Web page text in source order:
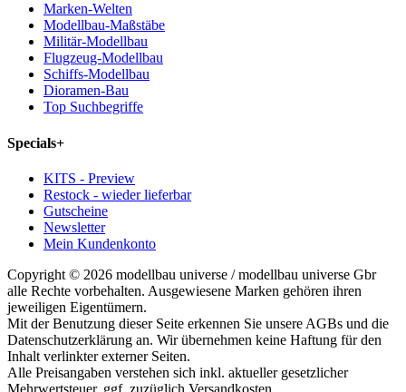
Marken-Welten
Modellbau-Maßstäbe
Militär-Modellbau
Flugzeug-Modellbau
Schiffs-Modellbau
Dioramen-Bau
Top Suchbegriffe
Specials+
KITS - Preview
Restock - wieder lieferbar
Gutscheine
Newsletter
Mein Kundenkonto
Copyright © 2026 modellbau universe / modellbau universe Gbr
alle Rechte vorbehalten. Ausgewiesene Marken gehören ihren
jeweiligen Eigentümern.
Mit der Benutzung dieser Seite erkennen Sie unsere AGBs und die
Datenschutzerklärung an. Wir übernehmen keine Haftung für den
Inhalt verlinkter externer Seiten.
Alle Preisangaben verstehen sich inkl. aktueller gesetzlicher
Mehrwertsteuer, ggf. zuzüglich Versandkosten.